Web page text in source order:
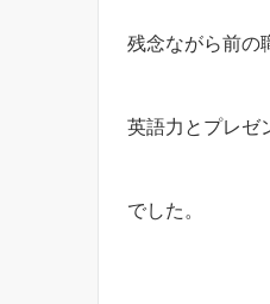
残念ながら前の
英語力とプレゼ
でした。